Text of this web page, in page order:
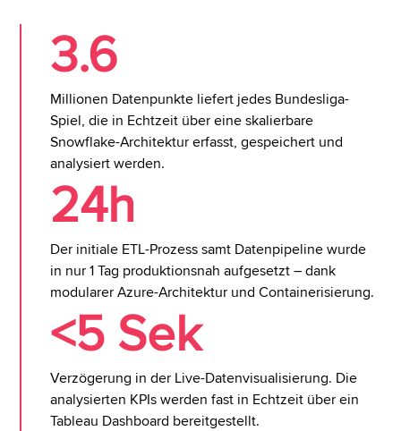
3.6
Millionen Datenpunkte liefert jedes Bundesliga-
Spiel, die in Echtzeit über eine skalierbare
Snowflake-Architektur erfasst, gespeichert und
analysiert werden.
24h
Der initiale ETL-Prozess samt Datenpipeline wurde
in nur 1 Tag produktionsnah aufgesetzt – dank
modularer Azure-Architektur und Containerisierung.
<5 Sek
Verzögerung in der Live-Datenvisualisierung. Die
analysierten KPIs werden fast in Echtzeit über ein
Tableau Dashboard bereitgestellt.